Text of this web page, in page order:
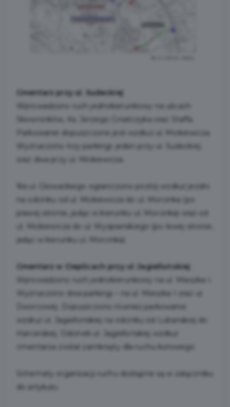
Cmentarz przy ul. Sudeckiej
Wprowadzono ruch jednokierunkowy na ulicach
Skowronków, Ks. Jerzego Gniatczyka oraz Staffa.
Parkowanie dopuszczone jest wzdłuż ul. Mickiewicza.
Wyznaczono trzy parkingi: jeden przy ul. Sudeckiej
oraz dwa przy ul. Mickiewicza.
Na ul. Głowackiego ograniczono postój wzdłuż jezdni
na odcinku od ul. Mickiewicza do ul. Morcinka (po
prawej stronie, jadąc w kierunku ul. Morcinka) oraz od
ul. Mickiewicza do ul. Wyspiańskiego (po lewej stronie,
jadąc w kierunku ul. Morcinka).
Cmentarz w Cieplicach przy ul. Jagiellońskiej
Wprowadzono ruch jednokierunkowy na ul. Mieszka I.
Wyznaczono dwa parkingi – na ul. Mieszka I oraz ul.
Dworcowej. Dopuszczono również parkowanie
wzdłuż ul. Jagiellońskiej na odcinku od Lubańskiej do
Harcerskiej. Odcinek ul. Jagiellońskiej wzdłuż
cmentarza został zamknięty dla ruchu kołowego.
Schematy organizacji ruchu dostępne są w załączniku
do artykułu.